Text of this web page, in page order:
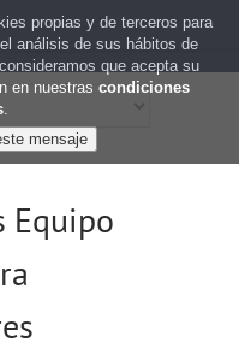
Equipo
propias y de terceros para
análisis de sus hábitos de
que acepta su
en nuestras condiciones
.